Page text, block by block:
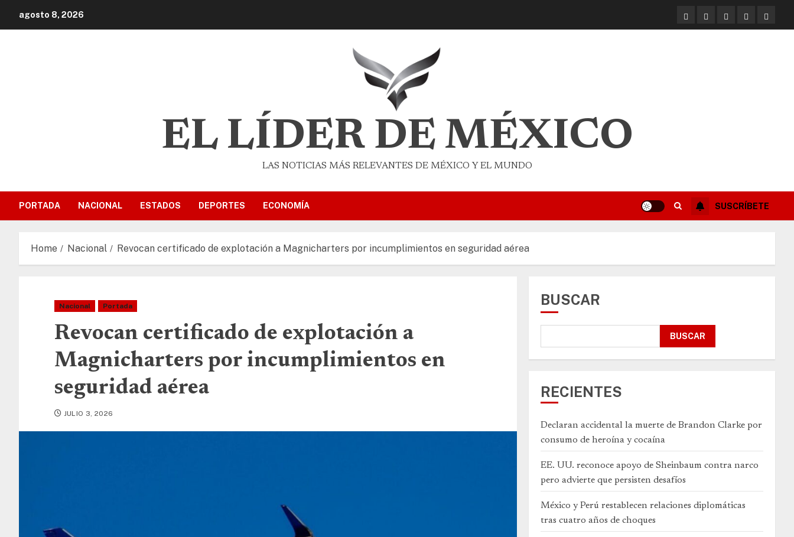
agosto 8, 2026
EL LÍDER DE MÉXICO
LAS NOTICIAS MÁS RELEVANTES DE MÉXICO Y EL MUNDO
PORTADA NACIONAL ESTADOS DEPORTES ECONOMÍA SUSCRÍBETE
Home Nacional Revocan certificado de explotación a Magnicharters por incumplimientos en seguridad aérea
Nacional Portada
Revocan certificado de explotación a
Magnicharters por incumplimientos en
seguridad aérea
JULIO 3, 2026
BUSCAR
BUSCAR
RECIENTES
Declaran accidental la muerte de Brandon Clarke por
consumo de heroína y cocaína
EE. UU. reconoce apoyo de Sheinbaum contra narco
pero advierte que persisten desafíos
México y Perú restablecen relaciones diplomáticas
tras cuatro años de choques